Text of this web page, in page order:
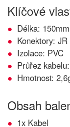
Klíčové
Délka: 150mm
Konektory: JR
Izolace: PVC
Průřez
Hmotnost:
Obsah
1x Kabel